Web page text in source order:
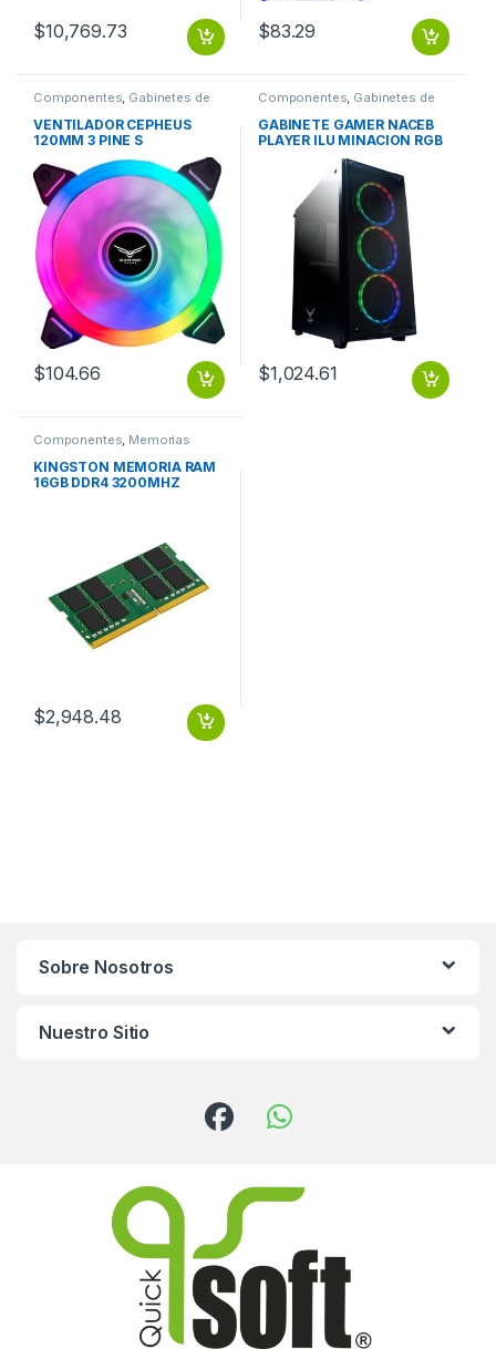
$10,769.73 $83.29
Componentes Gabinetes de
computadora y montaje
VENTILADOR CEPHEUS
120MM 3 PINE S
$104.66
Componentes Gabinetes de
computadora y montaje
GABINETE GAMER NACEB
PLAYER ILU MINACION RGB
PANEL LATERAL CRISTAL
$1,024.61
Componentes, Memorias
KINGSTON MEMORIA RAM
16GB DDR4 3200MHZ
$2,948.48
Sobre Nosotros
Nuestro Sitio